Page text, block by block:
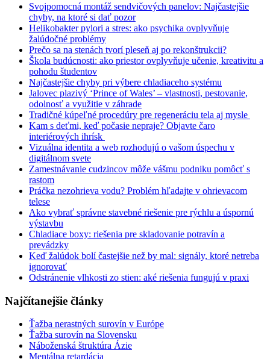
Svojpomocná montáž sendvičových panelov: Najčastejšie
chyby, na ktoré si dať pozor
Helikobakter pylori a stres: ako psychika ovplyvňuje
žalúdočné problémy
Prečo sa na stenách tvorí pleseň aj po rekonštrukcii?
Škola budúcnosti: ako priestor ovplyvňuje učenie, kreativitu a
pohodu študentov
Najčastejšie chyby pri výbere chladiaceho systému
Jalovec plazivý ‘Prince of Wales’ – vlastnosti, pestovanie,
odolnosť a využitie v záhrade
Tradičné kúpeľné procedúry pre regeneráciu tela aj mysle
Kam s deťmi, keď počasie nepraje? Objavte čaro
interiérových ihrísk
Vizuálna identita a web rozhodujú o vašom úspechu v
digitálnom svete
Zamestnávanie cudzincov môže vášmu podniku pomôcť s
rastom
Práčka nezohrieva vodu? Problém hľadajte v ohrievacom
telese
Ako vybrať správne stavebné riešenie pre rýchlu a úspornú
výstavbu
Chladiace boxy: riešenia pre skladovanie potravín a
prevádzky
Keď žalúdok bolí častejšie než by mal: signály, ktoré netreba
ignorovať
Odstránenie vlhkosti zo stien: aké riešenia fungujú v praxi
Najčítanejšie články
Ťažba nerastných surovín v Európe
Ťažba surovín na Slovensku
Náboženská štruktúra Ázie
Mentálna retardácia